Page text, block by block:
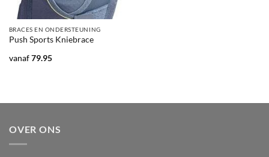
BRACES EN ONDERSTEUNING
Push Sports Kniebrace
vanaf79.95
OVER ONS